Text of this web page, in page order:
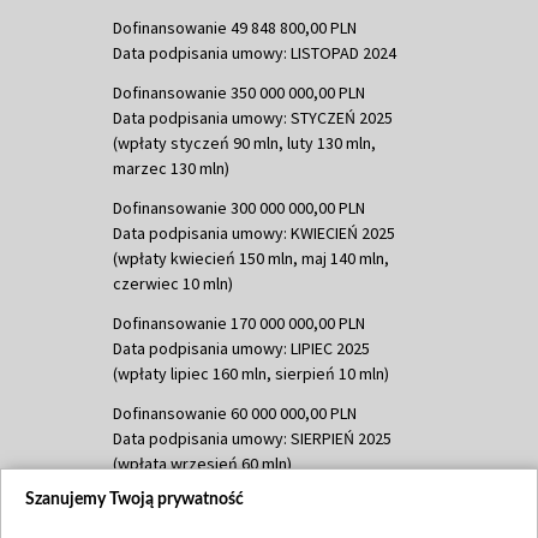
Dofinansowanie 49 848 800,00 PLN
Data podpisania umowy: LISTOPAD 2024
Dofinansowanie 350 000 000,00 PLN
Data podpisania umowy: STYCZEŃ 2025
(wpłaty styczeń 90 mln, luty 130 mln,
marzec 130 mln)
Dofinansowanie 300 000 000,00 PLN
Data podpisania umowy: KWIECIEŃ 2025
(wpłaty kwiecień 150 mln, maj 140 mln,
czerwiec 10 mln)
Dofinansowanie 170 000 000,00 PLN
Data podpisania umowy: LIPIEC 2025
(wpłaty lipiec 160 mln, sierpień 10 mln)
Dofinansowanie 60 000 000,00 PLN
Data podpisania umowy: SIERPIEŃ 2025
(wpłata wrzesień 60 mln)
Dofinansowanie 635 783 051,21 PLN
Szanujemy Twoją prywatność